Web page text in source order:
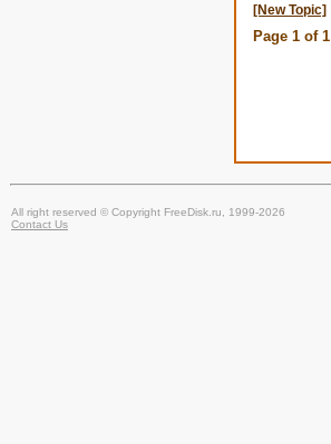
[New Topic]
Page 1 of 1
All right reserved © Copyright FreeDisk.ru, 1999-2026
Contact Us